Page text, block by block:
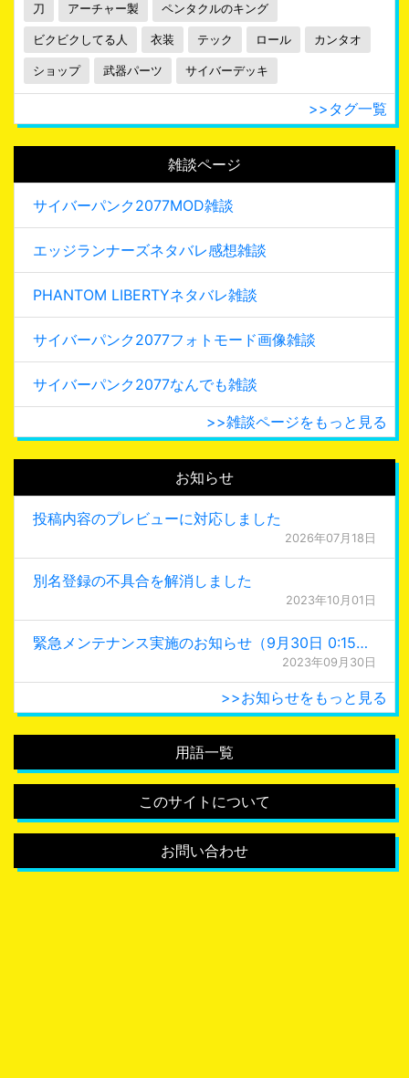
刀 アーチャー製 ペンタクルのキング
ビクビクしてる人 衣装 テック ロール カンタオ
ショップ 武器パーツ サイバーデッキ
>>タグ一覧
雑談ページ
サイバーパンク2077MOD雑談
エッジランナーズネタバレ感想雑談
PHANTOM LIBERTYネタバレ雑談
サイバーパンク2077フォトモード画像雑談
サイバーパンク2077なんでも雑談
>>雑談ページをもっと見る
お知らせ
投稿内容のプレビューに対応しました
2026年07月18日
別名登録の不具合を解消しました
2023年10月01日
緊急メンテナンス実施のお知らせ（9月30日 0:15更新）
2023年09月30日
>>お知らせをもっと見る
用語一覧
このサイトについて
お問い合わせ